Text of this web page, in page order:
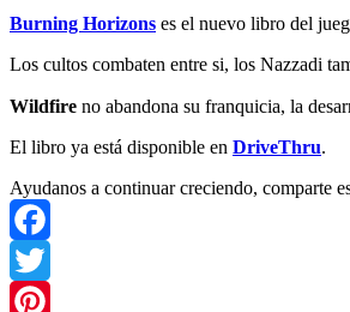
Burning Horizons es el nuevo libro del
Los cultos combaten entre si, los Nazzadi
Wildfire no abandona su franquicia, la
El libro ya está disponible en DriveThru.
Ayudanos a continuar creciendo, comparte
Facebook
Twitter